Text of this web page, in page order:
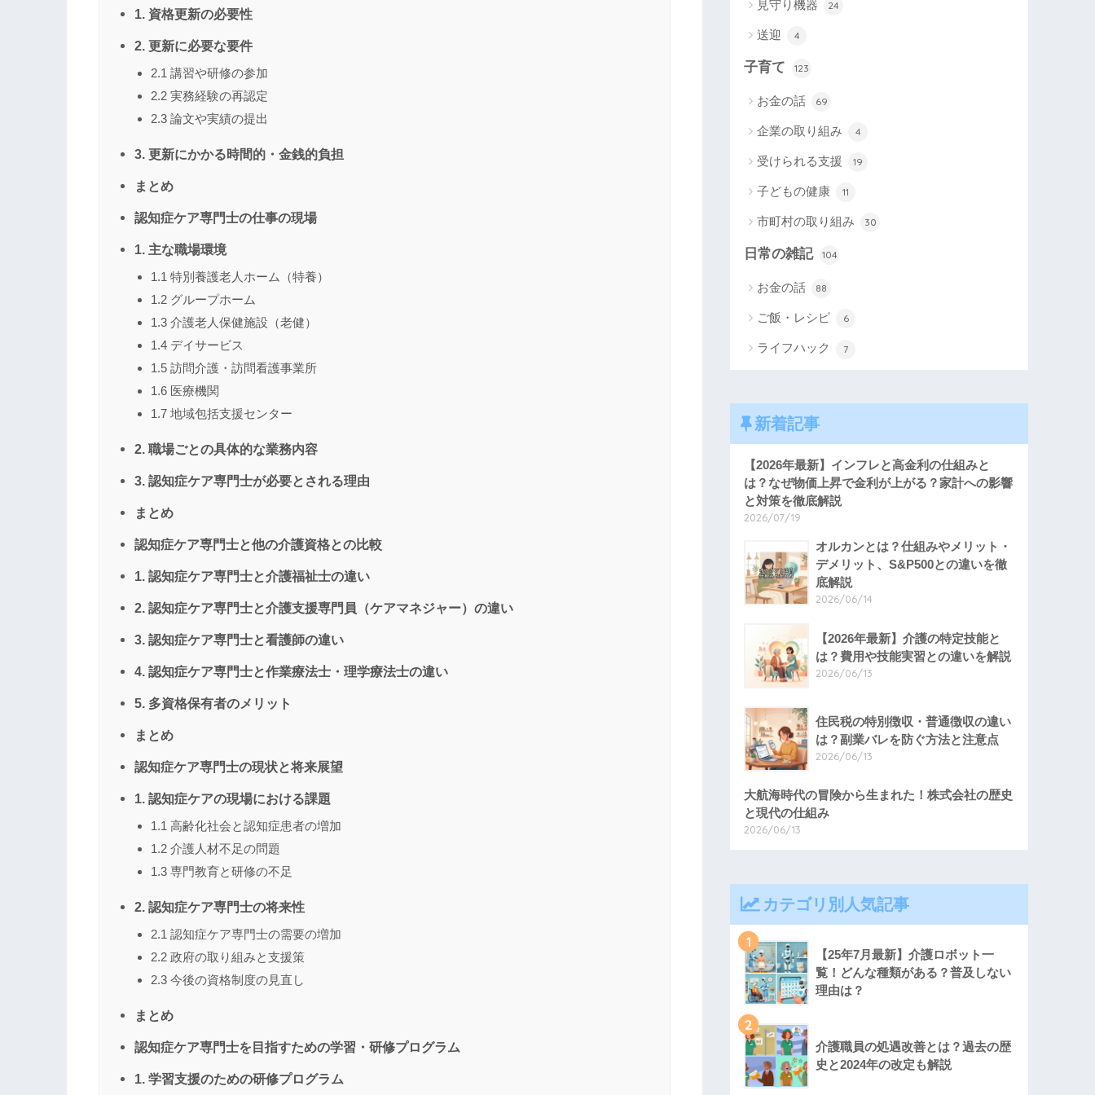
1. 資格更新の必要性
2. 更新に必要な要件
2.1 講習や研修の参加
2.2 実務経験の再認定
2.3 論文や実績の提出
3. 更新にかかる時間的・金銭的負担
まとめ
認知症ケア専門士の仕事の現場
1. 主な職場環境
1.1 特別養護老人ホーム（特養）
1.2 グループホーム
1.3 介護老人保健施設（老健）
1.4 デイサービス
1.5 訪問介護・訪問看護事業所
1.6 医療機関
1.7 地域包括支援センター
2. 職場ごとの具体的な業務内容
3. 認知症ケア専門士が必要とされる理由
まとめ
認知症ケア専門士と他の介護資格との比較
1. 認知症ケア専門士と介護福祉士の違い
2. 認知症ケア専門士と介護支援専門員（ケアマネジャー）の違い
3. 認知症ケア専門士と看護師の違い
4. 認知症ケア専門士と作業療法士・理学療法士の違い
5. 多資格保有者のメリット
まとめ
認知症ケア専門士の現状と将来展望
1. 認知症ケアの現場における課題
1.1 高齢化社会と認知症患者の増加
1.2 介護人材不足の問題
1.3 専門教育と研修の不足
2. 認知症ケア専門士の将来性
2.1 認知症ケア専門士の需要の増加
2.2 政府の取り組みと支援策
2.3 今後の資格制度の見直し
まとめ
認知症ケア専門士を目指すための学習・研修プログラム
1. 学習支援のための研修プログラム
見守り機器 24
送迎 4
子育て 123
お金の話 69
企業の取り組み 4
受けられる支援 19
子どもの健康 11
市町村の取り組み 30
日常の雑記 104
お金の話 88
ご飯・レシピ 6
ライフハック 7
新着記事
【2026年最新】インフレと高金利の仕組みと
は？なぜ物価上昇で金利が上がる？家計への影響
と対策を徹底解説
2026/07/19
オルカンとは？仕組みやメリット・
デメリット、S&P500との違いを徹
底解説
2026/06/14
【2026年最新】介護の特定技能と
は？費用や技能実習との違いを解説
2026/06/13
住民税の特別徴収・普通徴収の違い
は？副業バレを防ぐ方法と注意点
2026/06/13
大航海時代の冒険から生まれた！株式会社の歴史
と現代の仕組み
2026/06/13
カテゴリ別人気記事
1
【25年7月最新】介護ロボット一
覧！どんな種類がある？普及しない
理由は？
2
介護職員の処遇改善とは？過去の歴
史と2024年の改定も解説